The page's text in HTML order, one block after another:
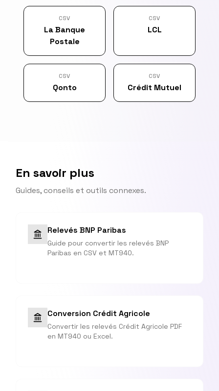
CSV
La Banque
Postale
CSV
LCL
CSV
Qonto
CSV
Crédit Mutuel
En savoir plus
Guides, conseils et outils connexes.
Relevés BNP Paribas
Guide pour convertir les relevés BNP
Paribas en CSV et MT940.
Conversion Crédit Agricole
Convertir les relevés Crédit Agricole PDF
en MT940 ou Excel.